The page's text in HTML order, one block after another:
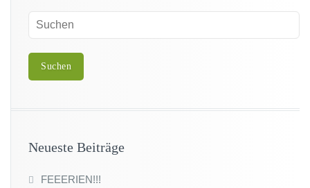
Neueste Beiträge
FEEERIEN!!!